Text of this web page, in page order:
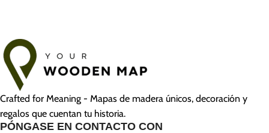
Crafted for Meaning - Mapas de madera únicos, decoración y
regalos que cuentan tu historia.
PÓNGASE EN CONTACTO CON